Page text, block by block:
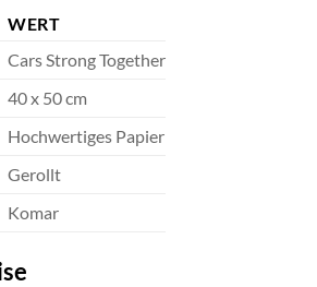
WERT
Cars Strong Together
40 x 50 cm
Hochwertiges Papier
Gerollt
Komar